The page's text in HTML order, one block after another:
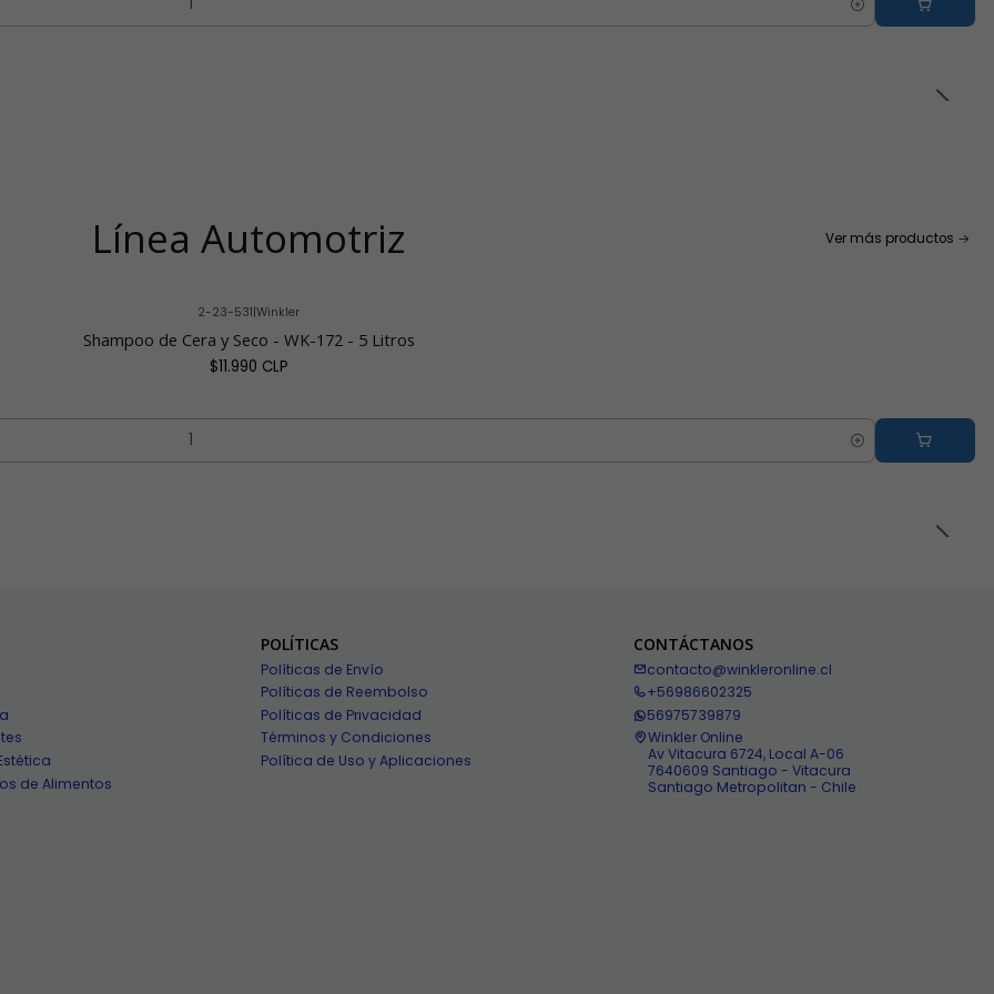
Línea Automotriz Ver más productos
2-23-531|Winkler
Shampoo de Cera y Seco - WK-172 - 5 Litros
$11.990 CLP
de Alimentos
POLÍTICAS
Políticas de Envío
Políticas de Reembolso
Políticas de Privacidad
Términos y Condiciones
Política de Uso y Aplicaciones
CONTÁCTANOS
contacto@winkleronline.cl
+56986602325
56975739879
Winkler Online
Av Vitacura 6724, Local A-06
7640609 Santiago - Vitacura
Santiago Metropolitan - Chile